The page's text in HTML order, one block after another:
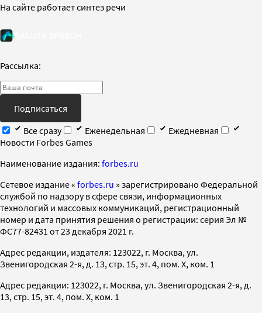
На сайте работает синтез речи
Рассылка:
Подписаться
Все сразу
Еженедельная
Ежедневная
Новости Forbes Games
Наименование издания: forbes.ru
Cетевое издание « forbes.ru » зарегистрировано Федеральной
службой по надзору в сфере связи, информационных
технологий и массовых коммуникаций, регистрационный
номер и дата принятия решения о регистрации: серия Эл №
ФС77-82431 от 23 декабря 2021 г.
Адрес редакции, издателя: 123022, г. Москва, ул.
Звенигородская 2-я, д. 13, стр. 15, эт. 4, пом. X, ком. 1
Адрес редакции: 123022, г. Москва, ул. Звенигородская 2-я, д.
13, стр. 15, эт. 4, пом. X, ком. 1